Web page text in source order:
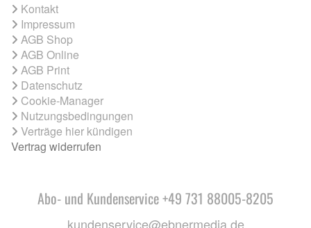
Kontakt
Impressum
AGB Shop
AGB Online
AGB Print
Datenschutz
Cookie-Manager
Nutzungsbedingungen
Verträge hier kündigen
Vertrag widerrufen
Abo- und Kundenservice +49 731 88005-8205
kundenservice@ebnermedia.de